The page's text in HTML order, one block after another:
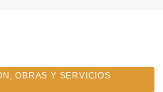
OBRAS Y SERVICIOS